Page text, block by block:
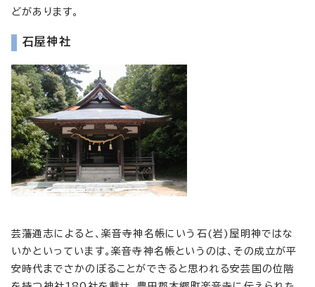
どがあります。
石屋神社
芸藩通志によると、楽音寺神名帳にいう石(岩)屋明神ではな
いかといっています。楽音寺神名帳というのは、その成立が平
安時代までさかのぼることができると思われる安芸国の位階